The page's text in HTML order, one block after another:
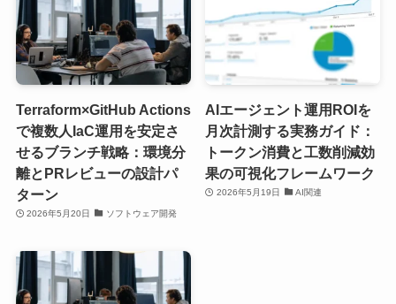
Terraform×GitHub Actions
で複数人IaC運用を安定さ
せるブランチ戦略：環境分
離とPRレビューの設計パ
ターン
2026年5月20日 ソフトウェア開発
AIエージェント運用ROIを
月次計測する実務ガイド：
トークン消費と工数削減効
果の可視化フレームワーク
2026年5月19日 AI関連